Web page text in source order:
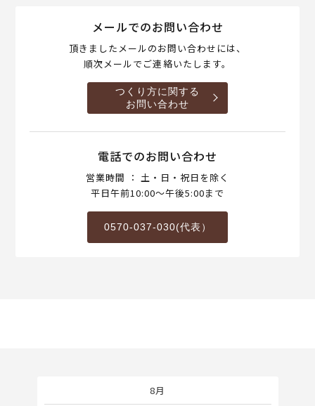
メールでのお問い合わせ
頂きましたメールのお問い合わせには、
順次メールでご連絡いたします。
つくり方に関する
お問い合わせ
電話でのお問い合わせ
営業時間 ： 土・日・祝日を除く
平日午前10:00～午後5:00まで
0570-037-030(代表）
8月